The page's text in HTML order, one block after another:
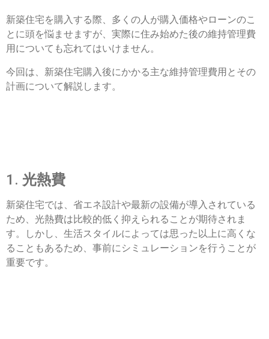
新築住宅を購入する際、多くの人が購入価格やローンのこ
とに頭を悩ませますが、実際に住み始めた後の維持管理費
用についても忘れてはいけません。
今回は、新築住宅購入後にかかる主な維持管理費用とその
計画について解説します。
1. 光熱費
新築住宅では、省エネ設計や最新の設備が導入されている
ため、光熱費は比較的低く抑えられることが期待されま
す。しかし、生活スタイルによっては思った以上に高くな
ることもあるため、事前にシミュレーションを行うことが
重要です。